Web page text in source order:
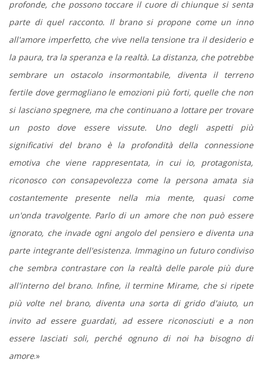
profonde, che possono toccare il cuore di chiunque si senta
parte di quel racconto. Il brano si propone come un inno
all'amore imperfetto, che vive nella tensione tra il desiderio e
la paura, tra la speranza e la realtà. La distanza, che potrebbe
sembrare un ostacolo insormontabile, diventa il terreno
fertile dove germogliano le emozioni più forti, quelle che non
si lasciano spegnere, ma che continuano a lottare per trovare
un posto dove essere vissute. Uno degli aspetti più
significativi del brano è la profondità della connessione
emotiva che viene rappresentata, in cui io, protagonista,
riconosco con consapevolezza come la persona amata sia
costantemente presente nella mia mente, quasi come
un'onda travolgente. Parlo di un amore che non può essere
ignorato, che invade ogni angolo del pensiero e diventa una
parte integrante dell'esistenza. Immagino un futuro condiviso
che sembra contrastare con la realtà delle parole più dure
all'interno del brano. Infine, il termine Mirame, che si ripete
più volte nel brano, diventa una sorta di grido d'aiuto, un
invito ad essere guardati, ad essere riconosciuti e a non
essere lasciati soli, perché ognuno di noi ha bisogno di
amore.»